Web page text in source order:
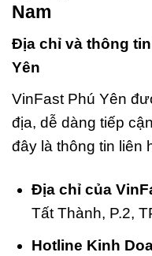
Nam
Địa chỉ và thông
Yên
VinFast Phú Yên
địa, dễ dàng tiếp
đây là thông tin liên
Địa chỉ của
Tất Thành, P.2,
Hotline Kinh